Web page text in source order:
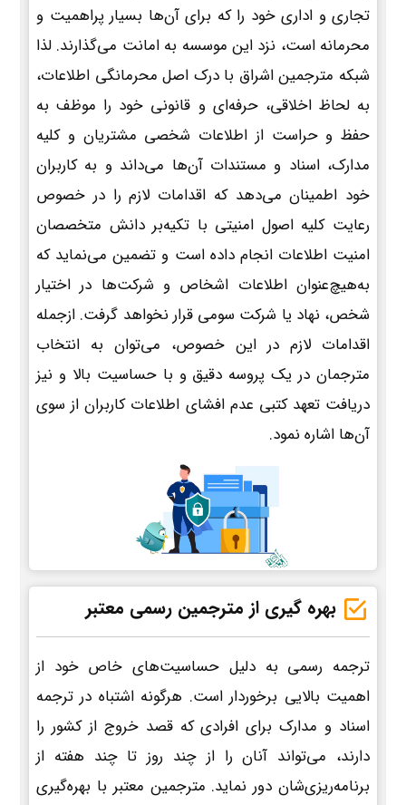
تجاری و اداری خود را که برای آن‌ها بسیار پراهمیت و
محرمانه است، نزد این موسسه به امانت می‌گذارند. لذا
شبکه مترجمین اشراق با درک اصل محرمانگی اطلاعات،
به لحاظ اخلاقی، حرفه‌ای و قانونی خود را موظف به
حفظ و حراست از اطلاعات شخصی مشتریان و کلیه
مدارک، اسناد و مستندات آن‌ها می‌داند و به کاربران
خود اطمینان می‌دهد که اقدامات لازم را در خصوص
رعایت کلیه اصول امنیتی با تکیه‌بر دانش متخصصان
امنیت اطلاعات انجام داده است و تضمین می‌نماید که
به‌هیچ‌عنوان اطلاعات اشخاص و شرکت‌ها در اختیار
شخص، نهاد یا شرکت سومی قرار نخواهد گرفت. ازجمله
اقدامات لازم در این خصوص، می‌توان به انتخاب
مترجمان در یک پروسه دقیق و با حساسیت بالا و نیز
دریافت تعهد کتبی عدم افشای اطلاعات کاربران از سوی
آن‌ها اشاره نمود.
بهره گیری از مترجمین رسمی معتبر
ترجمه رسمی به دلیل حساسیت‌های خاص خود از
اهمیت بالایی برخوردار است. هرگونه اشتباه در ترجمه
اسناد و مدارک برای افرادی که قصد خروج از کشور را
دارند، می‌تواند آنان را از چند روز تا چند هفته از
برنامه‌ریزی‌شان دور نماید. مترجمین معتبر با بهره‌گیری